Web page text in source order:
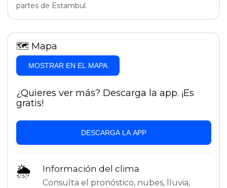
partes de Estambul.
🗺 Mapa
MOSTRAR EN EL MAPA
¿Quieres ver más? Descarga la app. ¡Es
gratis!
DESCARGA LA APP
🌦 Información del clima
Consulta el pronóstico, nubes, lluvia,